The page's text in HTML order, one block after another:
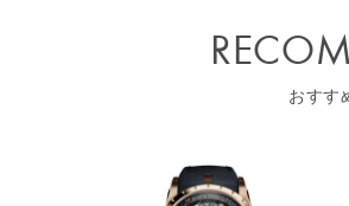
おすす